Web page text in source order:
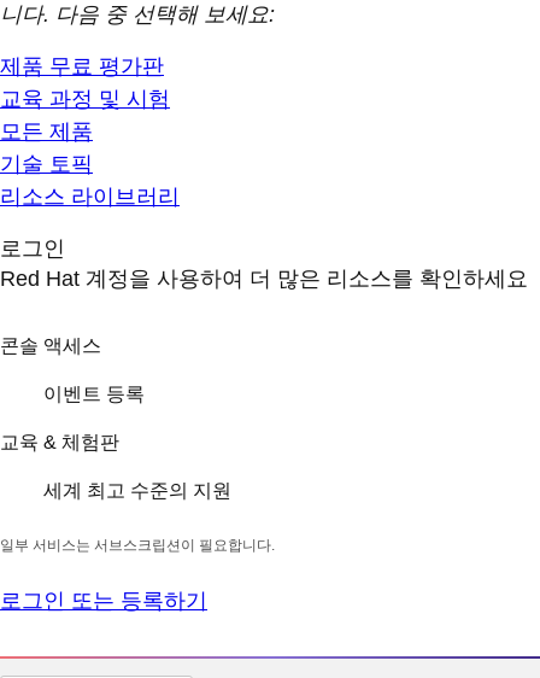
니다. 다음 중 선택해 보세요:
제품 무료 평가판
교육 과정 및 시험
모든 제품
기술 토픽
리소스 라이브러리
로그인
Red Hat 계정을 사용하여 더 많은 리소스를 확인하세요
콘솔 액세스
이벤트 등록
교육 & 체험판
세계 최고 수준의 지원
일부 서비스는 서브스크립션이 필요합니다.
로그인 또는 등록하기